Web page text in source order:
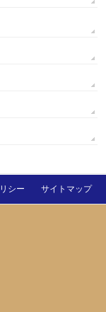
シー サイトマップ